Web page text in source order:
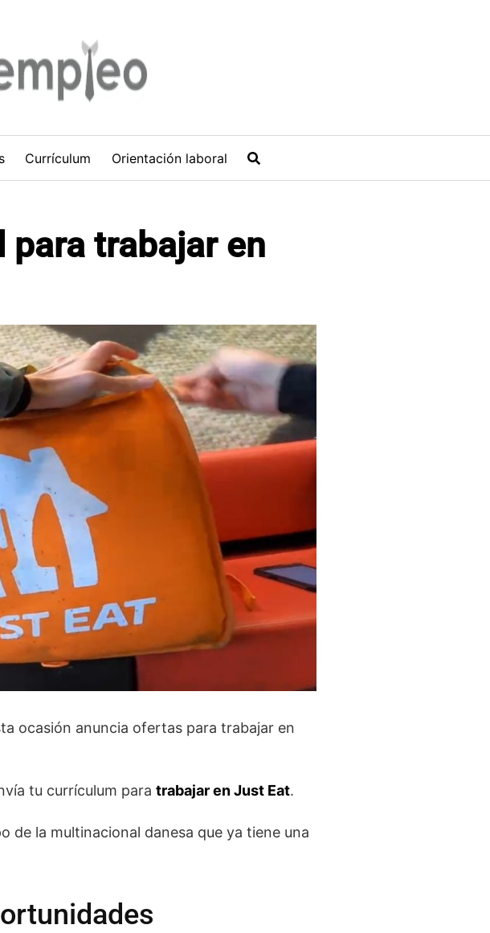
Currículum Orientación laboral
trabajar en
ocasión anuncia ofertas para trabajar en
tu currículum para trabajar en Just Eat.
de la multinacional danesa que ya tiene una